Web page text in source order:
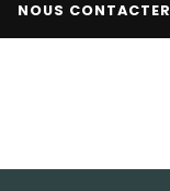
NOUS CONTACTER